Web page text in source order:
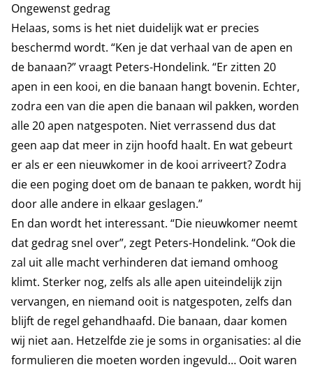
Ongewenst gedrag
Helaas, soms is het niet duidelijk wat er precies
beschermd wordt. “Ken je dat verhaal van de apen en
de banaan?” vraagt Peters-Hondelink. “Er zitten 20
apen in een kooi, en die banaan hangt bovenin. Echter,
zodra een van die apen die banaan wil pakken, worden
alle 20 apen natgespoten. Niet verrassend dus dat
geen aap dat meer in zijn hoofd haalt. En wat gebeurt
er als er een nieuwkomer in de kooi arriveert? Zodra
die een poging doet om de banaan te pakken, wordt hij
door alle andere in elkaar geslagen.”
En dan wordt het interessant. “Die nieuwkomer neemt
dat gedrag snel over”, zegt Peters-Hondelink. “Ook die
zal uit alle macht verhinderen dat iemand omhoog
klimt. Sterker nog, zelfs als alle apen uiteindelijk zijn
vervangen, en niemand ooit is natgespoten, zelfs dan
blijft de regel gehandhaafd. Die banaan, daar komen
wij niet aan. Hetzelfde zie je soms in organisaties: al die
formulieren die moeten worden ingevuld… Ooit waren